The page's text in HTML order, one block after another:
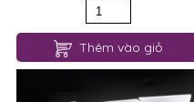
Thêm vào giỏ